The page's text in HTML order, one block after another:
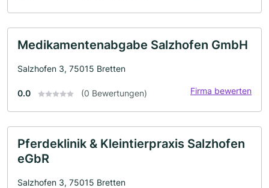
Medikamentenabgabe Salzhofen GmbH
Salzhofen 3, 75015 Bretten
0.0 (0 Bewertungen) Firma bewerten
Pferdeklinik & Kleintierpraxis Salzhofen
eGbR
Salzhofen 3, 75015 Bretten